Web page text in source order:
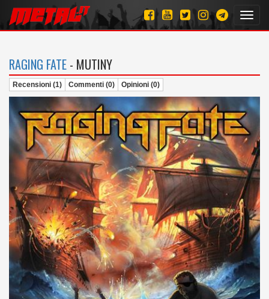
RAGING FATE - MUTINY
Recensioni (1) Commenti (0) Opinioni (0)